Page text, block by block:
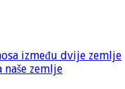
između dvije zemlje
zemlje